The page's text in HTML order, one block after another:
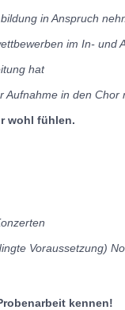
in Anspruch
im In- und
hat
Aufnahme in den Chor
wohl fühlen.
Voraussetzung)
kennen!